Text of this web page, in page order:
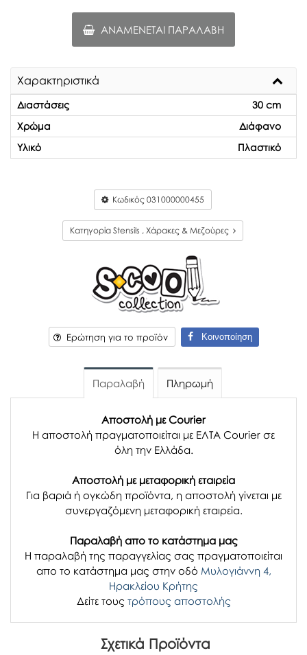
ΑΝΑΜΈΝΕΤΑΙ ΠΑΡΑΛΑΒΉ
Χαρακτηριστικά
Διαστάσεις
30 cm
Χρώμα
Διάφανο
Υλικό
Πλαστικό
Κωδικός 031000000455
Κατηγορία Stensils , Χάρακες & Μεζούρες
Ερώτηση για το προϊόν Κοινοποίηση
Παραλαβή Πληρωμή
Αποστολή με Courier
Η αποστολή πραγματοποιείται με ΕΛΤΑ Courier σε
όλη την Ελλάδα.
Αποστολή με μεταφορική εταιρεία
Για βαριά ή ογκώδη προϊόντα, η αποστολή γίνεται με
συνεργαζόμενη μεταφορική εταιρεία.
Παραλαβή απο το κατάστημα μας
H παραλαβή της παραγγελίας σας πραγματοποιείται
απο το κατάστημα μας στην οδό Μυλογιάννη 4,
Ηρακλείου Κρήτης
Δείτε τους τρόπους αποστολής
Σχετικά Προϊόντα